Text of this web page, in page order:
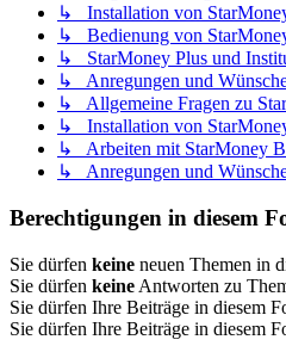
↳ Installation von
↳ Bedienung von
↳ StarMoney Plus und
↳ Anregungen und
↳ Allgemeine Fragen zu
↳ Installation von
↳ Arbeiten mit StarMoney
↳ Anregungen und
Berechtigungen in diesem
Sie dürfen keine neuen Themen in
Sie dürfen keine Antworten zu
Sie dürfen Ihre Beiträge in diesem
Sie dürfen Ihre Beiträge in diesem